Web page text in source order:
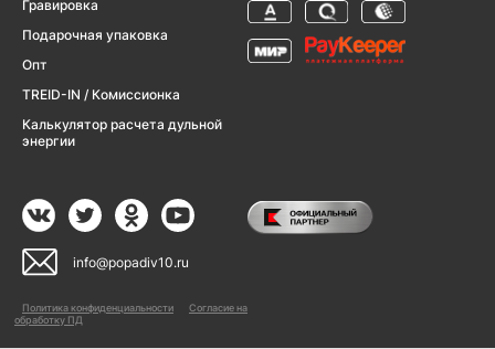
Гравировка
Подарочная упаковка
Опт
TREID-IN / Комиссионка
Калькулятор расчета дульной
энергии
info@popadiv10.ru
Политика конфиденциальности
Согласие на
обработку ПД